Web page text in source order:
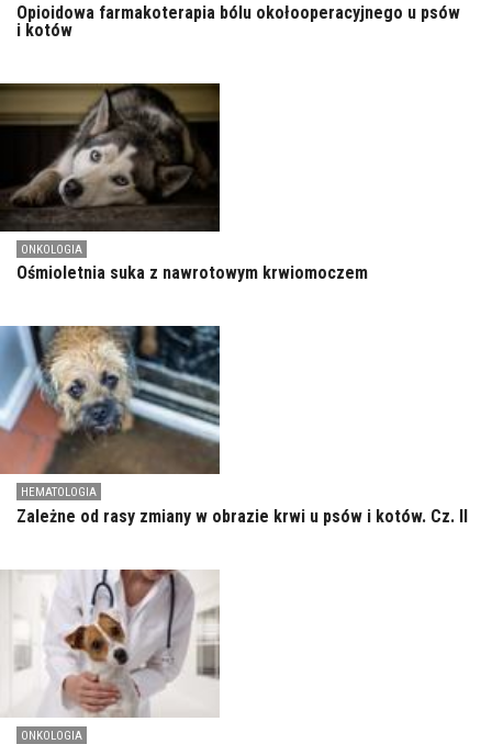
Opioidowa farmakoterapia bólu okołooperacyjnego u psów
i kotów
ONKOLOGIA
Ośmioletnia suka z nawrotowym krwiomoczem
HEMATOLOGIA
Zależne od rasy zmiany w obrazie krwi u psów i kotów. Cz. II
ONKOLOGIA